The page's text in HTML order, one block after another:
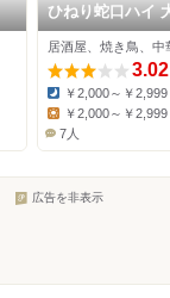
ひねり蛇口ハイ
酒泉テルマエ 仙
分町泉
居酒屋、焼き鳥、中
3.02
Dinner:
￥2,000～￥2,999
￥2,000～￥2,999
7人
広告を非表示